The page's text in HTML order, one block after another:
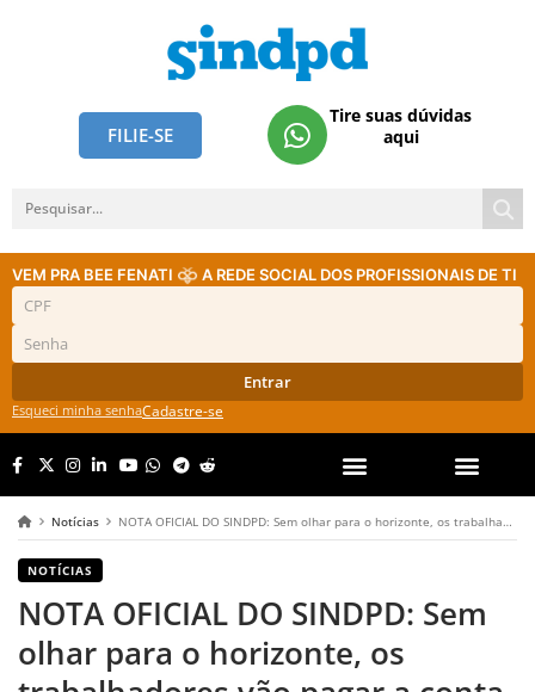
FILIE-SE
Tire suas dúvidas
aqui
VEM PRA BEE FENATI A REDE SOCIAL DOS PROFISSIONAIS DE TI
Entrar
Esqueci minha senhaCadastre-se
Notícias NOTA OFICIAL DO SINDPD: Sem olhar para o horizonte, os trabalhadores vão pagar a conta
NOTÍCIAS
NOTA OFICIAL DO SINDPD: Sem
olhar para o horizonte, os